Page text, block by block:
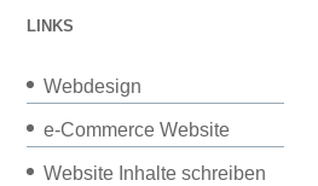
LINKS
Webdesign
e-Commerce Website
Website Inhalte schreiben